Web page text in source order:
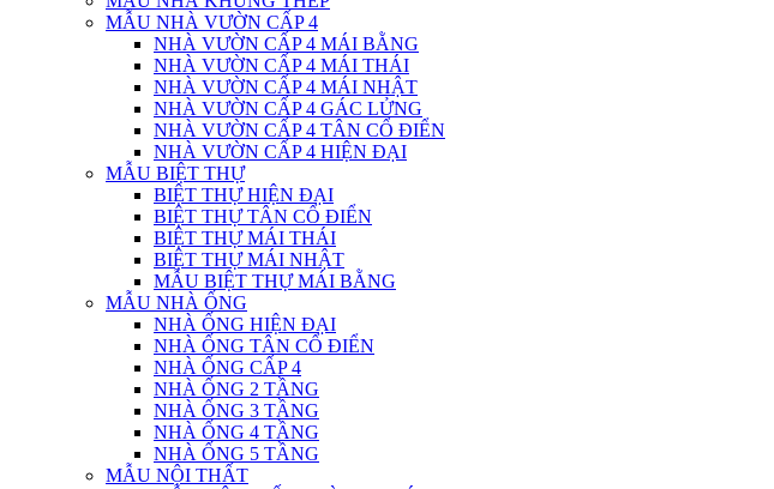
MẪU NHÀ VƯỜN CẤP 4
NHÀ VƯỜN CẤP 4 MÁI BẰNG
NHÀ VƯỜN CẤP 4 MÁI THÁI
NHÀ VƯỜN CẤP 4 MÁI NHẬT
NHÀ VƯỜN CẤP 4 GÁC LỬNG
NHÀ VƯỜN CẤP 4 TÂN CỔ ĐIỂN
NHÀ VƯỜN CẤP 4 HIỆN ĐẠI
MẪU BIỆT THỰ
BIỆT THỰ HIỆN ĐẠI
BIỆT THỰ TÂN CỔ ĐIỂN
BIỆT THỰ MÁI THÁI
BIỆT THỰ MÁI NHẬT
MẪU BIỆT THỰ MÁI BẰNG
MẪU NHÀ ỐNG
NHÀ ỐNG HIỆN ĐẠI
NHÀ ỐNG TÂN CỔ ĐIỂN
NHÀ ỐNG CẤP 4
NHÀ ỐNG 2 TẦNG
NHÀ ỐNG 3 TẦNG
NHÀ ỐNG 4 TẦNG
NHÀ ỐNG 5 TẦNG
MẪU NỘI THẤT